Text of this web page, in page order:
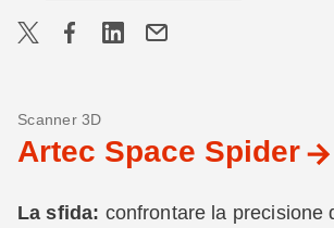
Scanner 3D
Artec Space Spider
La sfida: confrontare la precisione